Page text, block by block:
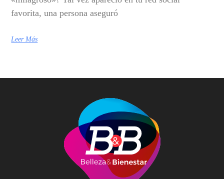
favorita, una persona aseguró
Leer Más